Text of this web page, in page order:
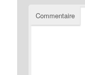
Commentaire